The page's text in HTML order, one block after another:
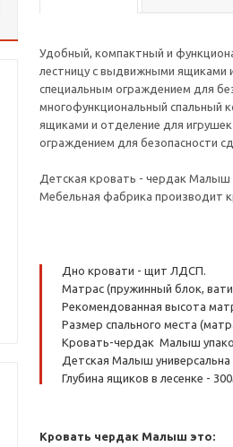
Удобный, компактный и
лестницу с выдвижными ящиками
специальным ограждением для
многофункциональный спальный
ящиками и отделение для
ограждением для безопасности
Детская кровать - чердак Малыш
Мебельная фабрика производит
Дно кровати - щит ЛДСП.
Матрас (пружинный блок,
Рекомендованная высота
Размер спального места
Кровать-чердак Малыш
Детская Малыш
Глубина ящиков в лесенке -
Кровать чердак Малыш это: